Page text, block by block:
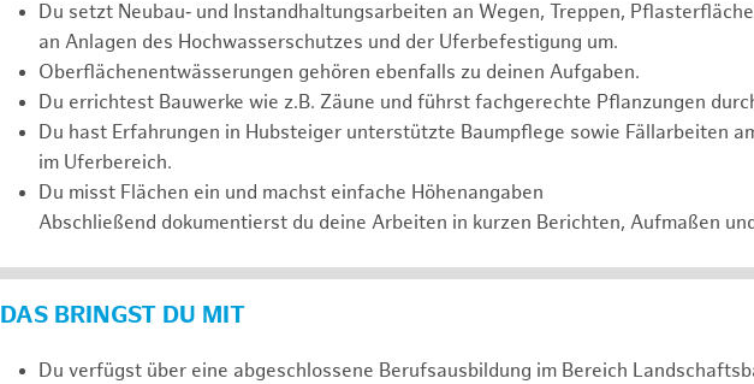
Du setzt Neubau‑ und Instandhaltungsarbeiten an Wegen, Treppen,
an Anlagen des Hochwasserschutzes und der Uferbefestigung um.
Oberflächenentwässerungen gehören ebenfalls zu deinen Aufgaben.
Du errichtest Bauwerke wie z.B. Zäune und führst fachgerechte Pflanzungen
Du hast Erfahrungen in Hubsteiger unterstützte Baumpflege sowie Fällarbeiten
im Uferbereich.
Du misst Flächen ein und machst einfache Höhenangaben
Abschließend dokumentierst du deine Arbeiten in kurzen Berichten, Aufmaßen
DAS BRINGST DU MIT
Du verfügst über eine abgeschlossene Berufsausbildung im Bereich